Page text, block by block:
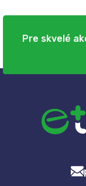
Pre skvelé